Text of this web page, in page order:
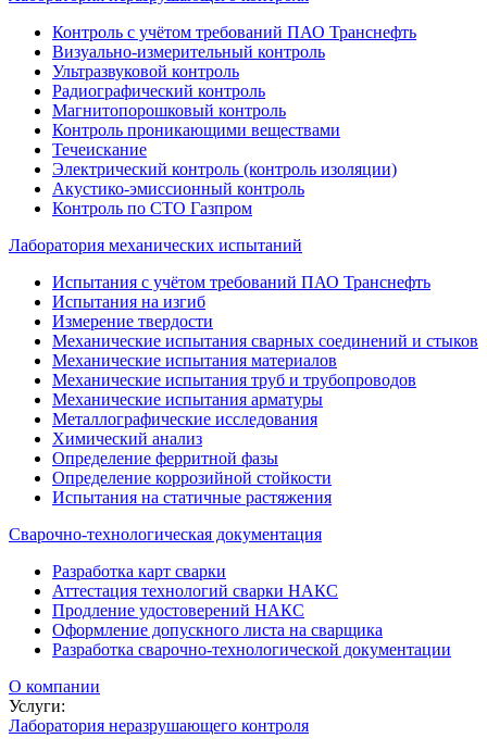
Контроль с учётом требований ПАО Транснефть
Визуально-измерительный контроль
Ультразвуковой контроль
Радиографический контроль
Магнитопорошковый контроль
Контроль проникающими веществами
Течеискание
Электрический контроль (контроль изоляции)
Акустико-эмиссионный контроль
Контроль по СТО Газпром
Лаборатория механических испытаний
Испытания с учётом требований ПАО Транснефть
Испытания на изгиб
Измерение твердости
Механические испытания сварных соединений и стыков
Механические испытания материалов
Механические испытания труб и трубопроводов
Механические испытания арматуры
Металлографические исследования
Химический анализ
Определение ферритной фазы
Определение коррозийной стойкости
Испытания на статичные растяжения
Сварочно-технологическая документация
Разработка карт сварки
Аттестация технологий сварки НАКС
Продление удостоверений НАКС
Оформление допускного листа на сварщика
Разработка сварочно-технологической документации
О компании
Услуги:
Лаборатория неразрушающего контроля